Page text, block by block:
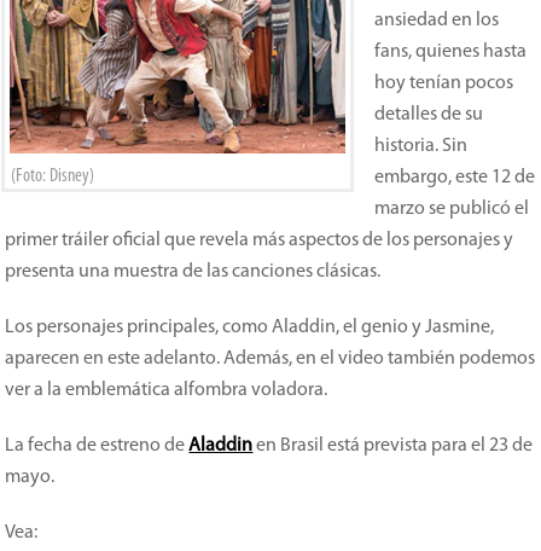
(Foto: Disney)
ansiedad en los
fans, quienes hasta
hoy tenían pocos
detalles de su
historia. Sin
embargo, este 12 de
marzo se publicó el
primer tráiler oficial que revela más aspectos de los personajes y
presenta una muestra de las canciones clásicas.
Los personajes principales, como Aladdin, el genio y Jasmine,
aparecen en este adelanto. Además, en el video también podemos
ver a la emblemática alfombra voladora.
La fecha de estreno deAladdinen Brasil está prevista para el 23 de
mayo.
Vea: